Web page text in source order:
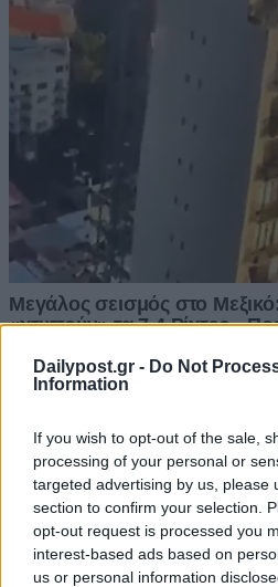
Dailypost.gr - Do Not
Information
If you wish to opt-out of the sale,
processing of your personal or
targeted advertising by us, please
section to confirm your selection.
opt-out request is processed you
interest-based ads based on
us or personal information